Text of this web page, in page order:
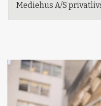
Mediehus A/S